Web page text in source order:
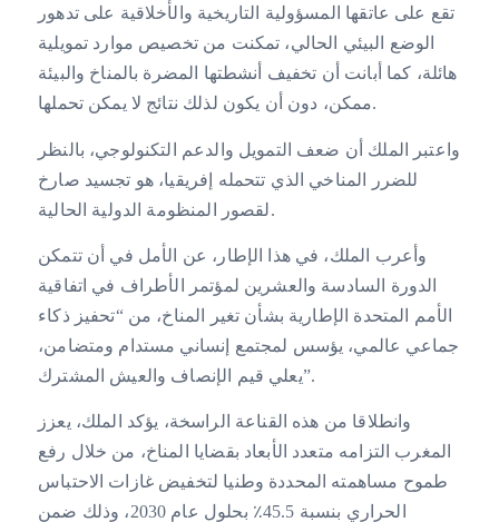
تقع على عاتقها المسؤولية التاريخية والأخلاقية على تدهور
الوضع البيئي الحالي، تمكنت من تخصيص موارد تمويلية
هائلة، كما أبانت أن تخفيف أنشطتها المضرة بالمناخ والبيئة
ممكن، دون أن يكون لذلك نتائج لا يمكن تحملها.
واعتبر الملك أن ضعف التمويل والدعم التكنولوجي، بالنظر
للضرر المناخي الذي تتحمله إفريقيا، هو تجسيد صارخ
لقصور المنظومة الدولية الحالية.
وأعرب الملك، في هذا الإطار، عن الأمل في أن تتمكن
الدورة السادسة والعشرين لمؤتمر الأطراف في اتفاقية
الأمم المتحدة الإطارية بشأن تغير المناخ، من “تحفيز ذكاء
جماعي عالمي، يؤسس لمجتمع إنساني مستدام ومتضامن،
يعلي قيم الإنصاف والعيش المشترك”.
وانطلاقا من هذه القناعة الراسخة، يؤكد الملك، يعزز
المغرب التزامه متعدد الأبعاد بقضايا المناخ، من خلال رفع
طموح مساهمته المحددة وطنيا لتخفيض غازات الاحتباس
الحراري بنسبة 45.5٪ بحلول عام 2030، وذلك ضمن